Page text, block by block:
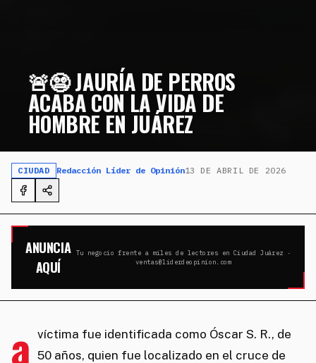
🚨😨 JAURÍA DE PERROS
ACABA CON LA VIDA DE
HOMBRE EN JUÁREZ
CIUDAD Redacción Líder de Opinión13 DE ABRIL DE 2026
ANUNCIA
AQUÍ
Tu negocio frente a miles de lectores en Ciudad Juárez ·
ventas@liderdeopinion.com
a víctima fue identificada como Óscar S. R., de
50 años, quien fue localizado en el cruce de